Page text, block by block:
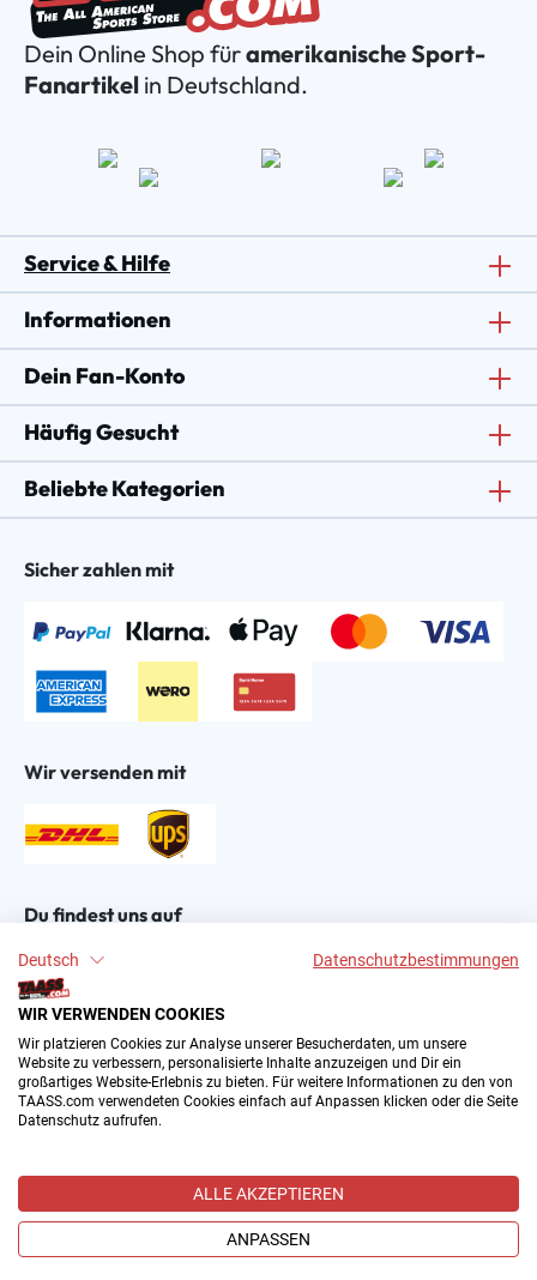
Deutsch Datenschutzbestimmungen
WIR VERWENDEN COOKIES
Wir platzieren Cookies zur Analyse unserer Besucherdaten, um unsere
Website zu verbessern, personalisierte Inhalte anzuzeigen und Dir ein
großartiges Website-Erlebnis zu bieten. Für weitere Informationen zu den von
TAASS.com verwendeten Cookies einfach auf Anpassen klicken oder die Seite
Datenschutz aufrufen.
ALLE AKZEPTIEREN
ANPASSEN
Dein Online Shop füramerikanische Sport-
Fanartikel in Deutschland.
Service & Hilfe
Informationen
Dein Fan-Konto
Häufig Gesucht
Beliebte Kategorien
Sicher zahlen mit
Wir versenden mit
Du findest uns auf
2004–∞ © by The All American Sports Store GmbH
(TAASS®). Dein Online Shop für amerikanische Sport-
Alle Preise inkl. gesetzl. Mehrwertsteuer zzgl.
Versandkostenund ggf. Nachnahmegebühren, wenn nicht